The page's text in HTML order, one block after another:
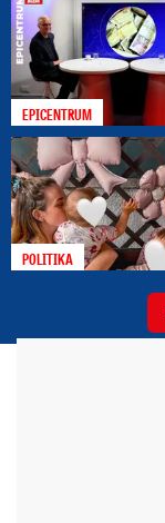
EPICENTRUM
POLITIKA